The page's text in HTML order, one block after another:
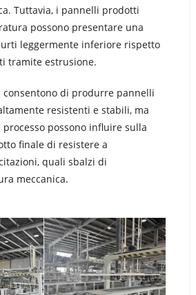
Tuttavia, i pannelli prodotti
possono presentare una
leggermente inferiore rispetto
tramite estrusione.
di produrre pannelli
resistenti e stabili, ma
possono influire sulla
finale di resistere a
quali sbalzi di
meccanica.